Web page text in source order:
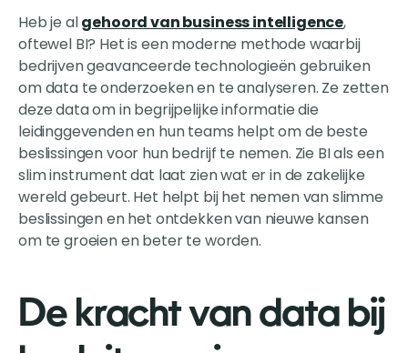
Heb je algehoord van business intelligence,
oftewel BI? Het is een moderne methode waarbij
bedrijven geavanceerde technologieën gebruiken
om data te onderzoeken en te analyseren. Ze zetten
deze data om in begrijpelijke informatie die
leidinggevenden en hun teams helpt om de beste
beslissingen voor hun bedrijf te nemen. Zie BI als een
slim instrument dat laat zien wat er in de zakelijke
wereld gebeurt. Het helpt bij het nemen van slimme
beslissingen en het ontdekken van nieuwe kansen
om te groeien en beter te worden.
De kracht van data bij